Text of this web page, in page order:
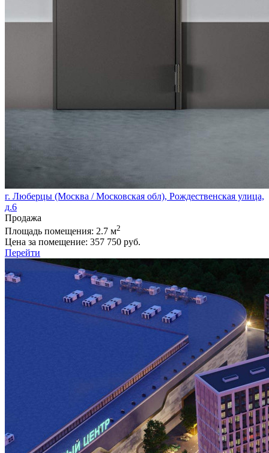
г. Люберцы (Москва / Московская обл), Рождественская улица,
д.6
Продажа
Площадь помещения: 2.7 м2
Цена за помещение: 357 750 руб.
Перейти